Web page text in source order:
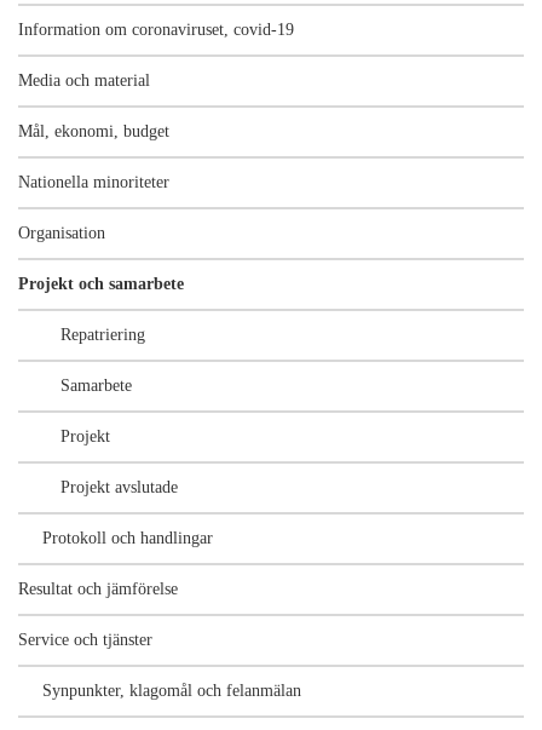
Information om coronaviruset, covid-19
Media och material
Mål, ekonomi, budget
Nationella minoriteter
Organisation
Projekt och samarbete
Repatriering
Samarbete
Projekt
Projekt avslutade
Protokoll och handlingar
Resultat och jämförelse
Service och tjänster
Synpunkter, klagomål och felanmälan